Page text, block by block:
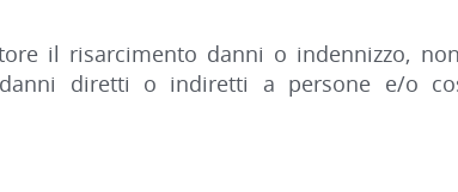
il risarcimento danni o indennizzo,
diretti o indiretti a persone e/o